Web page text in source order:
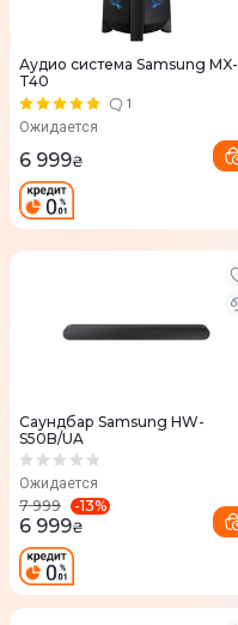
Аудио система Samsung MX-
T40
1
Ожидается
6 999₴
Саундбар Samsung HW-
S50B/UA
Ожидается
7 999 -13%
6 999₴